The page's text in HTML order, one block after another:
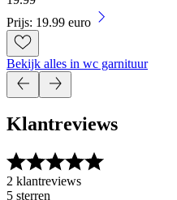
Prijs: 19.99 euro
Bekijk alles in wc garnituur
Klantreviews
2 klantreviews
5 sterren